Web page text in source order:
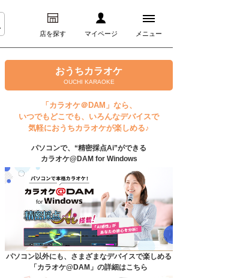
店を探す マイページ メニュー
ログイン
マイページ
プレミアムサービス
DAM★とも動画
DAM★とも録音
カラオケ＠DAM
ユーザー検索
キャンペーン
おうちカラオケ
OUCHI KARAOKE
「カラオケ＠DAM」なら、
いつでもどこでも、いろんなデバイスで
気軽におうちカラオケが楽しめる♪
パソコンで、“精密採点Ai”ができる
カラオケ@DAM for Windows
パソコン以外にも、さまざまなデバイスで楽しめる
「カラオケ@DAM」の詳細はこちら